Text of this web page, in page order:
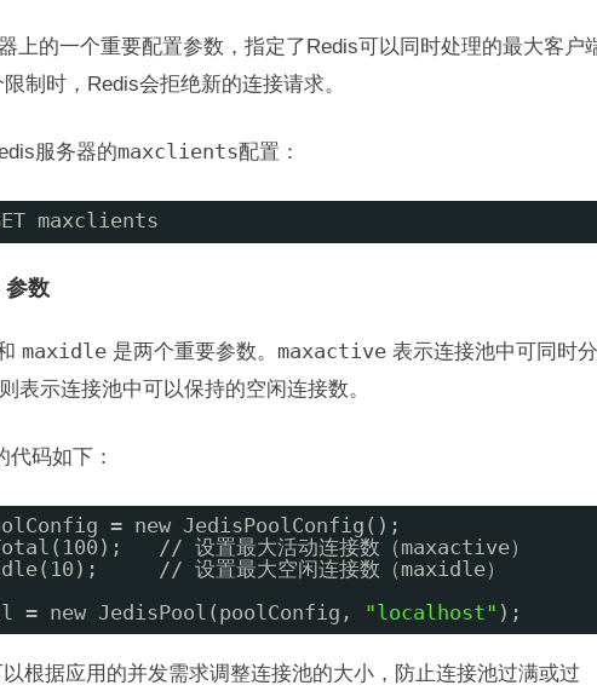
上的一个重要配置参数，指定了Redis可以同时处理的最大客户
制时，Redis会拒绝新的连接请求。
服务器的maxclients配置：
maxclients
参数
maxidle 是两个重要参数。 maxactive 表示连接池中可同时分
则表示连接池中可以保持的空闲连接数。
代码如下：
= new JedisPoolConfig();
// 设置最大活动连接数（maxactive）
// 设置最大空闲连接数（maxidle）
= new JedisPool(poolConfig,
"localhost" );
根据应用的并发需求调整连接池的大小，防止连接池过满或过